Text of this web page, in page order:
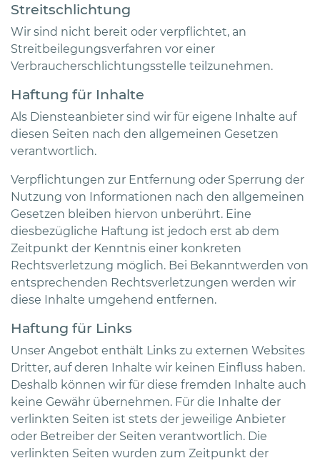
Streitschlichtung
Wir sind nicht bereit oder verpflichtet, an
Streitbeilegungsverfahren vor einer
Verbraucherschlichtungsstelle teilzunehmen.
Haftung für Inhalte
Als Diensteanbieter sind wir für eigene Inhalte auf
diesen Seiten nach den allgemeinen Gesetzen
verantwortlich.
Verpflichtungen zur Entfernung oder Sperrung der
Nutzung von Informationen nach den allgemeinen
Gesetzen bleiben hiervon unberührt. Eine
diesbezügliche Haftung ist jedoch erst ab dem
Zeitpunkt der Kenntnis einer konkreten
Rechtsverletzung möglich. Bei Bekanntwerden von
entsprechenden Rechtsverletzungen werden wir
diese Inhalte umgehend entfernen.
Haftung für Links
Unser Angebot enthält Links zu externen Websites
Dritter, auf deren Inhalte wir keinen Einfluss haben.
Deshalb können wir für diese fremden Inhalte auch
keine Gewähr übernehmen. Für die Inhalte der
verlinkten Seiten ist stets der jeweilige Anbieter
oder Betreiber der Seiten verantwortlich. Die
verlinkten Seiten wurden zum Zeitpunkt der